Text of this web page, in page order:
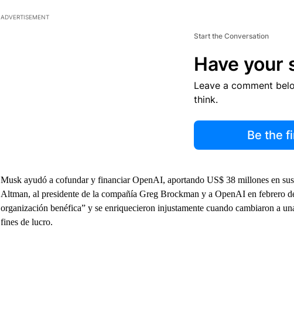
ADVERTISEMENT
Start the Conversation
Have your
Leave a comment
think.
Be the
Musk ayudó a cofundar y financiar OpenAI, aportando US$ 38 millones en
Altman, al presidente de la compañía Greg Brockman y a OpenAI en febrero
organización benéfica” y se enriquecieron injustamente cuando cambiaron a
fines de lucro.